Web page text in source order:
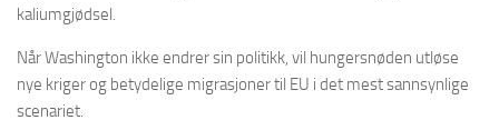
kaliumgjødsel.
Når Washington ikke endrer sin politikk, vil hungersnøden utløse
nye kriger og betydelige migrasjoner til EU i det mest sannsynlige
scenariet.